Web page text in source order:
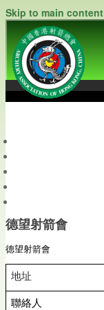
Skip to main content
德望射箭會
德望射箭會
地址
聯絡人